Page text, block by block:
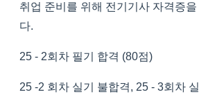
취업 준비를 위해 전기기사 자격증을
다.
25 - 2회차 필기 합격 (80점)
25 -2 회차 실기 불합격, 25 - 3회차